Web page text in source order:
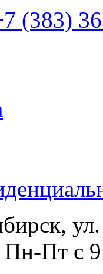
(383)
Пт с